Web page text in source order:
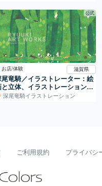
公式
お店/体験 滋賀県
尾竜騎／イラストレーター：絵
と立体、イラストレーションの
界
深尾竜騎イラストレーション
ご利用規約 プライバシ